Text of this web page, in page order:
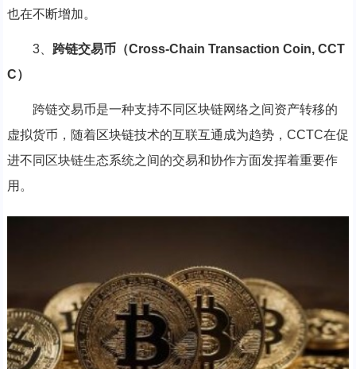
也在不断增加。
3、 跨链交易币（Cross-Chain Transaction Coin, CCT
C）
跨链交易币是一种支持不同区块链网络之间资产转移的
虚拟货币，随着区块链技术的互联互通成为趋势，CCTC在促
进不同区块链生态系统之间的交易和协作方面发挥着重要作
用。